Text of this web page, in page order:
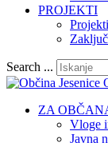
PROJEKTI
Search ...
ZA
Vloge
Javna